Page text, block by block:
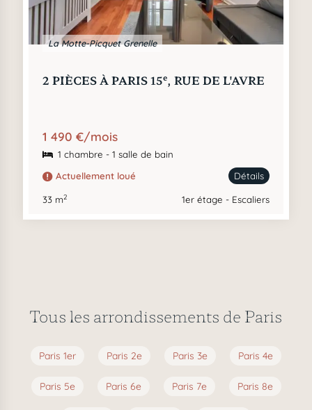
La Motte-Picquet Grenelle
2 PIÈCES À PARIS 15e, RUE DE L'AVRE
1 490 €/mois
1 chambre - 1 salle de bain
Actuellement loué
Détails
33 m2 1er étage - Escaliers
Tous les arrondissements de Paris
Paris 1er Paris 2e Paris 3e Paris 4e
Paris 5e Paris 6e Paris 7e Paris 8e